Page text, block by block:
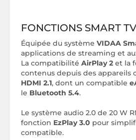
FONCTIONS SMART
Équipée du système VIDAA
applications de streaming et
La compatibilité AirPlay 2 et la
contenus depuis des
HDMI 2.1, dont un compatible
le Bluetooth 5.4.
Le système audio 2.0 de 20 W
fonction EzPlay 3.0 pour
compatible.